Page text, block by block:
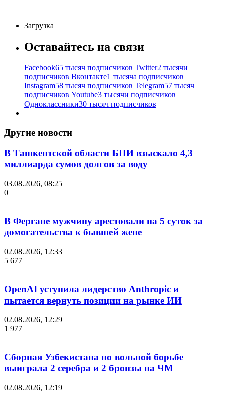
Загрузка
Оставайтесь на связи
Facebook65 тысяч подписчиков Twitter2 тысячи
подписчиков Вконтакте1 тысяча подписчиков
Instagram58 тысяч подписчиков Telegram57 тысяч
подписчиков Youtube3 тысячи подписчиков
Одноклассники30 тысяч подписчиков
Другие новости
В Ташкентской области БПИ взыскало 4,3
миллиарда сумов долгов за воду
03.08.2026, 08:25
0
В Фергане мужчину арестовали на 5 суток за
домогательства к бывшей жене
02.08.2026, 12:33
5 677
OpenAI уступила лидерство Anthropic и
пытается вернуть позиции на рынке ИИ
02.08.2026, 12:29
1 977
Сборная Узбекистана по вольной борьбе
выиграла 2 серебра и 2 бронзы на ЧМ
02.08.2026, 12:19